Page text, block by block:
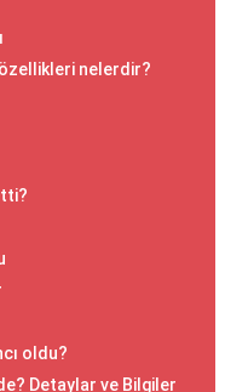
özellikleri nelerdir?
oldu?
Detaylar ve Bilgiler